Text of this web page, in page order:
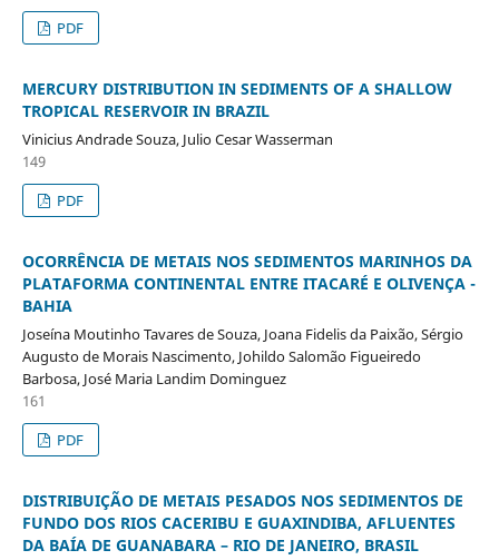
PDF
MERCURY DISTRIBUTION IN SEDIMENTS OF A SHALLOW
TROPICAL RESERVOIR IN BRAZIL
Vinicius Andrade Souza, Julio Cesar Wasserman
149
PDF
OCORRÊNCIA DE METAIS NOS SEDIMENTOS MARINHOS DA
PLATAFORMA CONTINENTAL ENTRE ITACARÉ E OLIVENÇA -
BAHIA
Joseína Moutinho Tavares de Souza, Joana Fidelis da Paixão, Sérgio
Augusto de Morais Nascimento, Johildo Salomão Figueiredo
Barbosa, José Maria Landim Dominguez
161
PDF
DISTRIBUIÇÃO DE METAIS PESADOS NOS SEDIMENTOS DE
FUNDO DOS RIOS CACERIBU E GUAXINDIBA, AFLUENTES
DA BAÍA DE GUANABARA – RIO DE JANEIRO, BRASIL